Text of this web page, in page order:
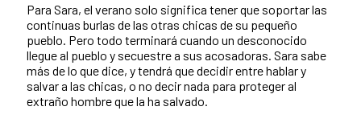
Para Sara, el verano solo significa tener que soportar las
continuas burlas de las otras chicas de su pequeño
pueblo. Pero todo terminará cuando un desconocido
llegue al pueblo y secuestre a sus acosadoras. Sara sabe
más de lo que dice, y tendrá que decidir entre hablar y
salvar a las chicas, o no decir nada para proteger al
extraño hombre que la ha salvado.